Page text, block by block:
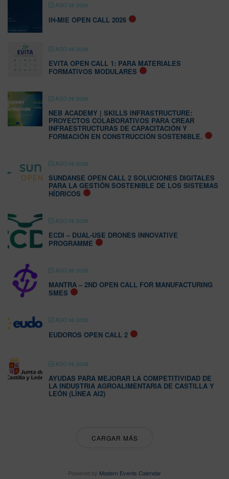
AGO 06 2026
IH-MIE OPEN CALL 2026
AGO 06 2026
EVITA OPEN CALL 1: PARA MATERIALES
FORMATIVOS MODULARES
AGO 06 2026
NEB ACADEMY | SKILLS INFRASTRUCTURE:
PROYECTOS COLABORATIVOS PARA CREAR
INFRAESTRUCTURAS DE CAPACITACIÓN Y
FORMACIÓN EN CONSTRUCCIÓN SOSTENIBLE.
AGO 06 2026
SUNDANSE OPEN CALL 2 SOLUCIONES DIGITALES
PARA LA GESTIÓN SOSTENIBLE DE LOS SISTEMAS
HÍDRICOS
AGO 06 2026
ECDI – DUAL-USE DRONES INNOVATIVE
PROGRAMME
AGO 06 2026
MANTRA – 2ND OPEN CALL FOR MANUFACTURING
SMES
AGO 06 2026
EUDOROS OPEN CALL 2
AGO 06 2026
AYUDAS PARA MEJORAR LA COMPETITIVIDAD DE
LA INDUSTRIA AGROALIMENTARIA DE CASTILLA Y
LEÓN (LÍNEA AI2)
CARGAR MÁS
Powered by Modern Events Calendar